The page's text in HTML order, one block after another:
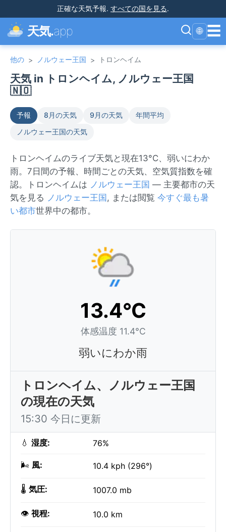
正確な天気予報. すべての国を見る.
天気.app 🌐 ☰
他の > ノルウェー王国 > トロンヘイム
天気 in トロンヘイム, ノルウェー王国
🇳🇴
予報 8月の天気 9月の天気
年間平均
ノルウェー王国の天気
トロンヘイムのライブ天気と現在13°C、弱いにわか
雨。7日間の予報、時間ごとの天気、空気質指数を確
認。トロンヘイムは ノルウェー王国 — 主要都市の天
気を見る ノルウェー王国 , または閲覧 今すぐ最も暑
い都市世界中の都市。
13.4°C
体感温度 11.4°C
弱いにわか雨
トロンヘイム、ノルウェー王国
の現在の天気
15:30 今日に更新
💧 湿度: 76%
🌬️ 風: 10.4 kph (296°)
🌡️ 気圧: 1007.0 mb
👁️ 視程: 10.0 km